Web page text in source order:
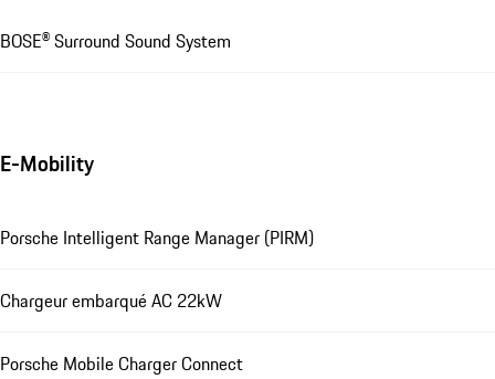
BOSE® Surround Sound System
E-Mobility
Porsche Intelligent Range Manager (PIRM)
Chargeur embarqué AC 22kW
Porsche Mobile Charger Connect